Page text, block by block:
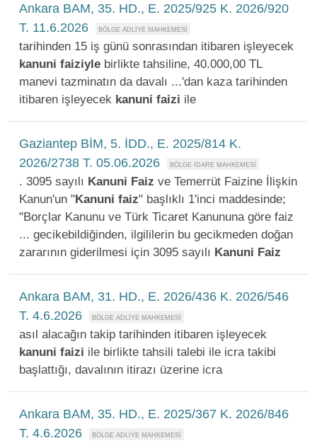
Ankara BAM, 35. HD., E. 2025/925 K. 2026/920
T. 11.6.2026
tarihinden 15 iş günü sonrasından itibaren işleyecek
kanuni faiziyle birlikte tahsiline, 40.000,00 TL
manevi tazminatın da davalı ...'dan kaza tarihinden
itibaren işleyecek kanuni faizi ile
Gaziantep BİM, 5. İDD., E. 2025/814 K.
2026/2738 T. 05.06.2026
. 3095 sayılı Kanuni Faiz ve Temerrüt Faizine İlişkin
Kanun'un "Kanuni faiz" başlıklı 1'inci maddesinde;
"Borçlar Kanunu ve Türk Ticaret Kanununa göre faiz
... gecikebildiğinden, ilgililerin bu gecikmeden doğan
zararının giderilmesi için 3095 sayılı Kanuni Faiz
Ankara BAM, 31. HD., E. 2026/436 K. 2026/546
T. 4.6.2026
asıl alacağın takip tarihinden itibaren işleyecek
kanuni faizi ile birlikte tahsili talebi ile icra takibi
başlattığı, davalının itirazı üzerine icra
Ankara BAM, 35. HD., E. 2025/367 K. 2026/846
T. 4.6.2026